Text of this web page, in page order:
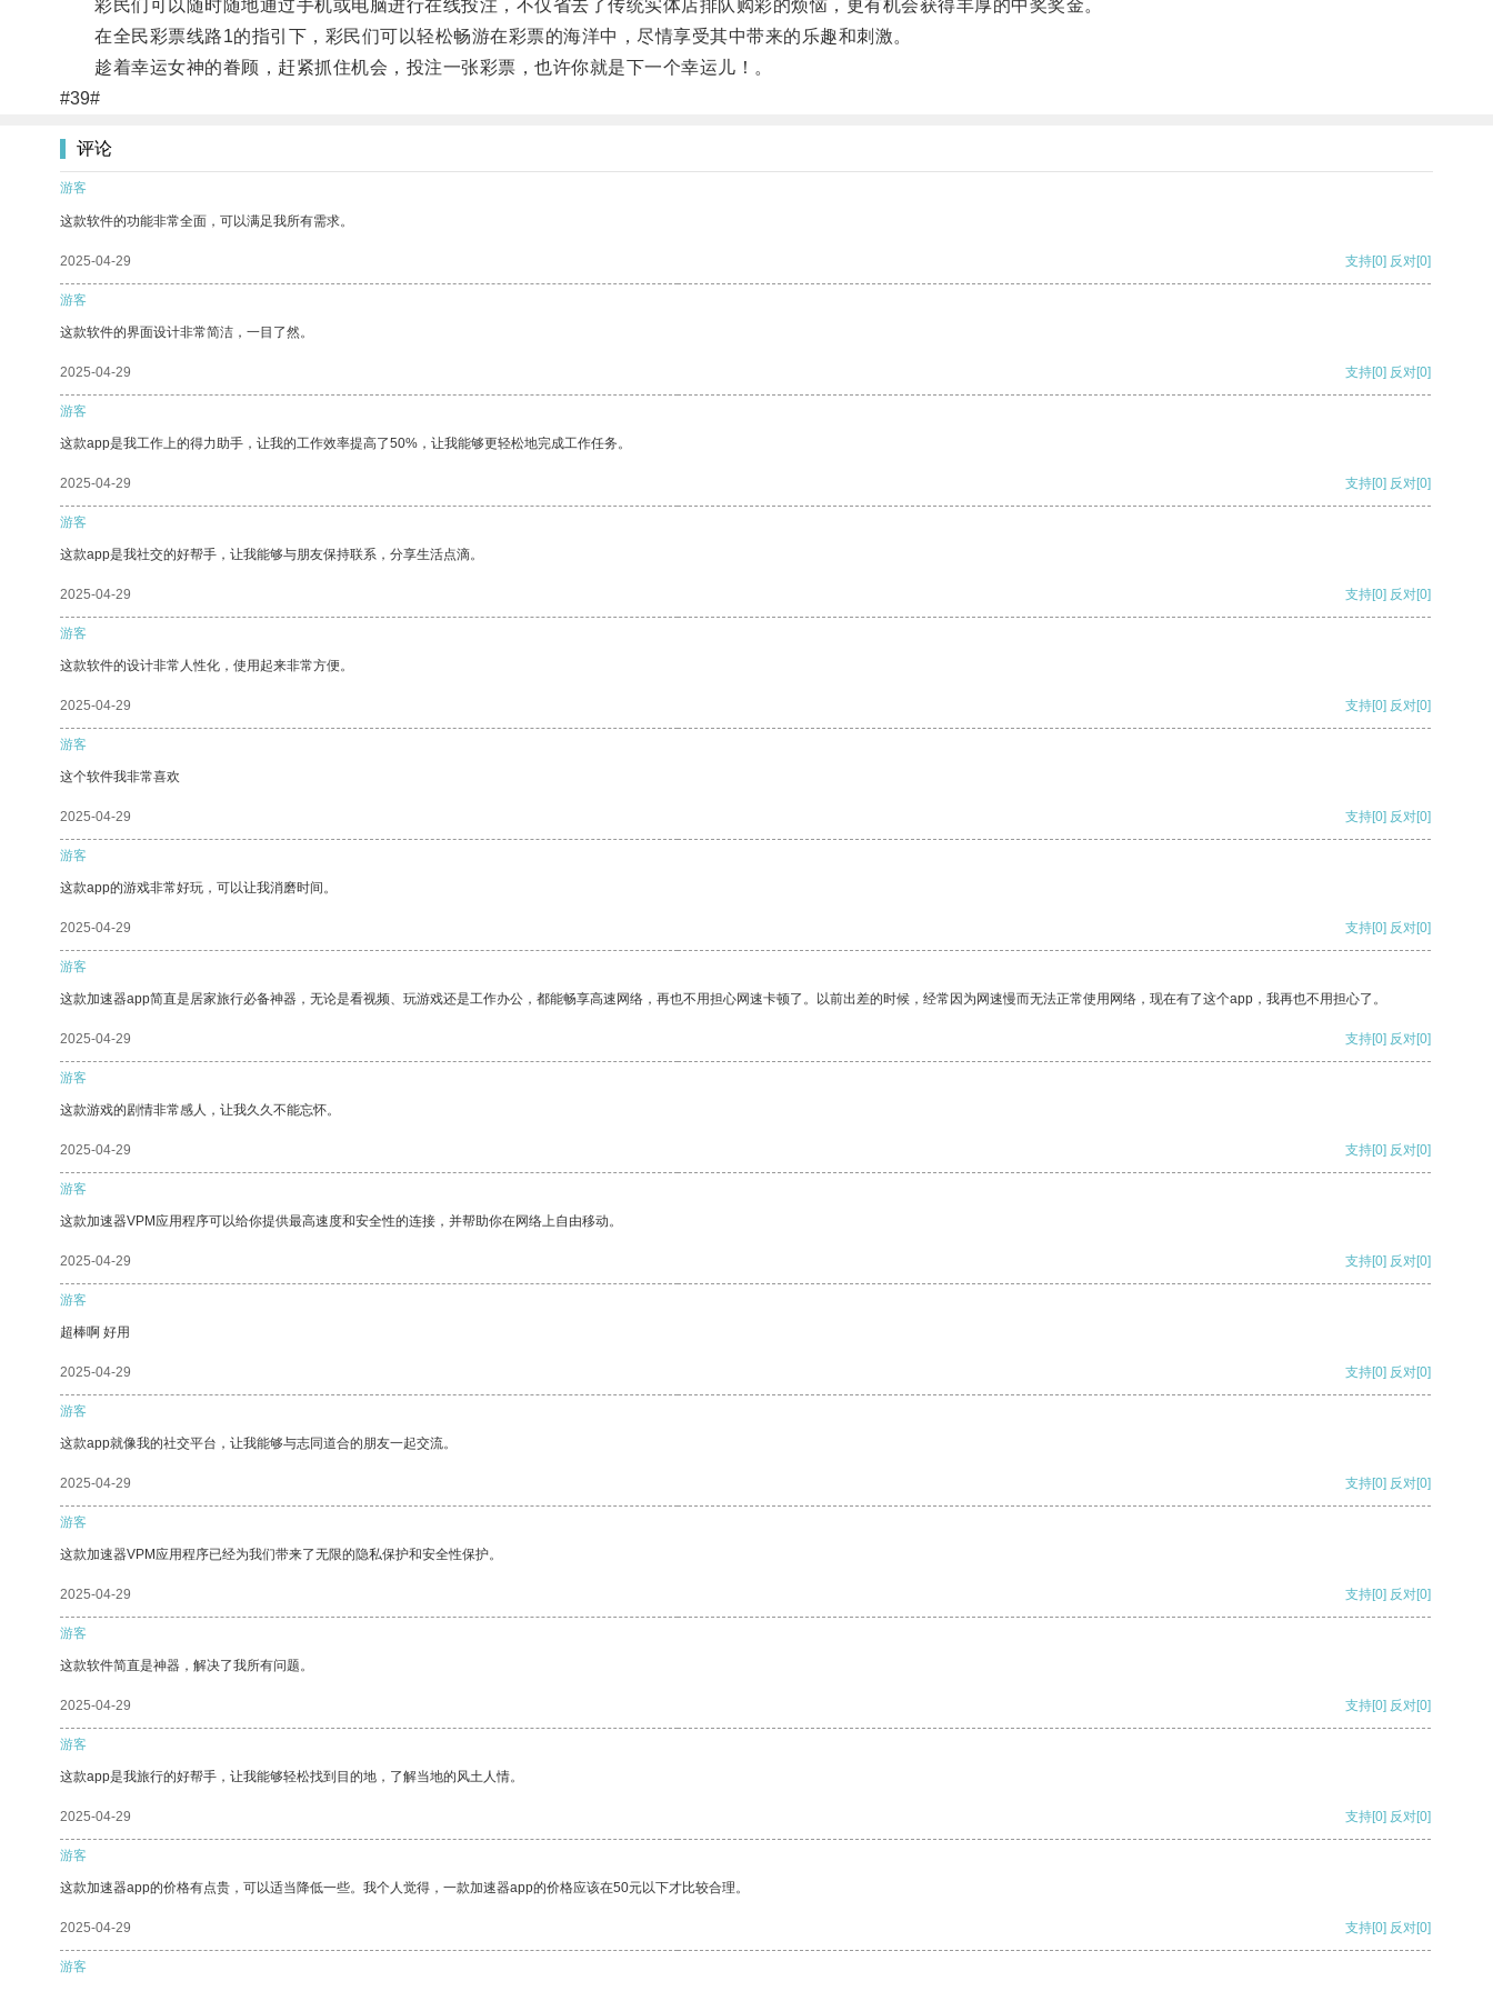
彩民们可以随时随地通过手机或电脑进行在线投注，不仅省去了传统实体店排队购彩的烦恼，更有机会获得丰厚的中奖奖金。
在全民彩票线路1的指引下，彩民们可以轻松畅游在彩票的海洋中，尽情享受其中带来的乐趣和刺激。
趁着幸运女神的眷顾，赶紧抓住机会，投注一张彩票，也许你就是下一个幸运儿！。
#39#
评论
游客
这款软件的功能非常全面，可以满足我所有需求。
2025-04-29 支持[0] 反对[0]
游客
这款软件的界面设计非常简洁，一目了然。
2025-04-29 支持[0] 反对[0]
游客
这款app是我工作上的得力助手，让我的工作效率提高了50%，让我能够更轻松地完成工作任务。
2025-04-29 支持[0] 反对[0]
游客
这款app是我社交的好帮手，让我能够与朋友保持联系，分享生活点滴。
2025-04-29 支持[0] 反对[0]
游客
这款软件的设计非常人性化，使用起来非常方便。
2025-04-29 支持[0] 反对[0]
游客
这个软件我非常喜欢
2025-04-29 支持[0] 反对[0]
游客
这款app的游戏非常好玩，可以让我消磨时间。
2025-04-29 支持[0] 反对[0]
游客
这款加速器app简直是居家旅行必备神器，无论是看视频、玩游戏还是工作办公，都能畅享高速网络，再也不用担心网速卡顿了。以前出差的时候，经常因为网速慢而无法正常使用网络，现在有了这个app，我再也不用担心了。
2025-04-29 支持[0] 反对[0]
游客
这款游戏的剧情非常感人，让我久久不能忘怀。
2025-04-29 支持[0] 反对[0]
游客
这款加速器VPM应用程序可以给你提供最高速度和安全性的连接，并帮助你在网络上自由移动。
2025-04-29 支持[0] 反对[0]
游客
超棒啊 好用
2025-04-29 支持[0] 反对[0]
游客
这款app就像我的社交平台，让我能够与志同道合的朋友一起交流。
2025-04-29 支持[0] 反对[0]
游客
这款加速器VPM应用程序已经为我们带来了无限的隐私保护和安全性保护。
2025-04-29 支持[0] 反对[0]
游客
这款软件简直是神器，解决了我所有问题。
2025-04-29 支持[0] 反对[0]
游客
这款app是我旅行的好帮手，让我能够轻松找到目的地，了解当地的风土人情。
2025-04-29 支持[0] 反对[0]
游客
这款加速器app的价格有点贵，可以适当降低一些。我个人觉得，一款加速器app的价格应该在50元以下才比较合理。
2025-04-29 支持[0] 反对[0]
游客